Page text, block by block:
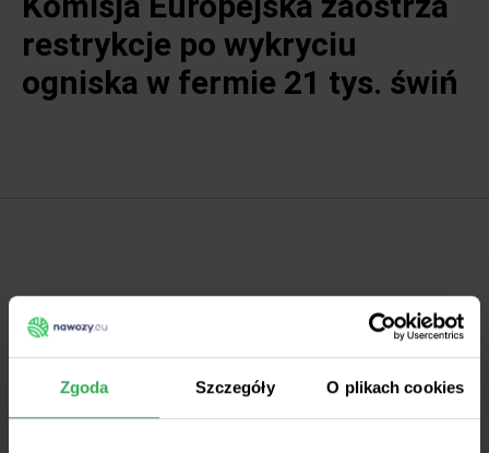
Zgoda Szczegóły O plikach cookies
restrykcje po wykryciu
ogniska w fermie 21 tys. świń